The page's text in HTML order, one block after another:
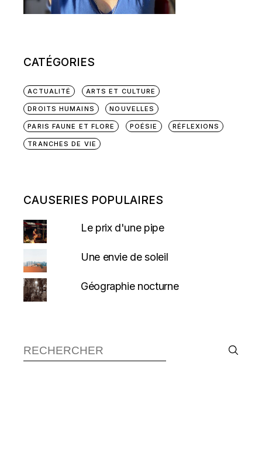
CATÉGORIES
ACTUALITÉ ARTS ET CULTURE
DROITS HUMAINS NOUVELLES
PARIS FAUNE ET FLORE POÉSIE RÉFLEXIONS
TRANCHES DE VIE
CAUSERIES POPULAIRES
Le prix d'une pipe
Une envie de soleil
Géographie nocturne
Recherche :